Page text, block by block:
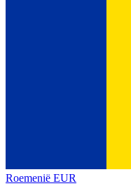
Roemenië EUR